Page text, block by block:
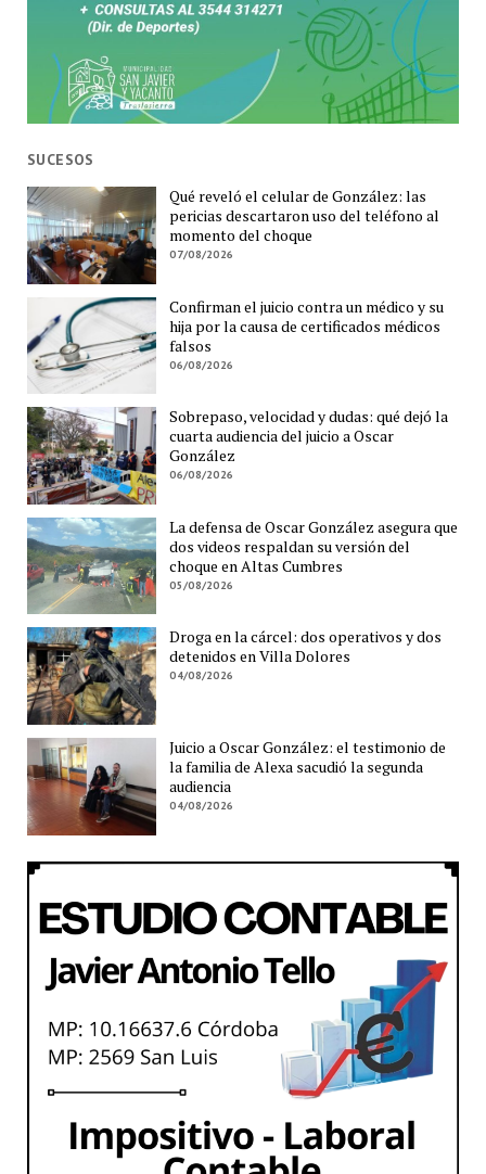
SUCESOS
Qué reveló el celular de González: las
pericias descartaron uso del teléfono al
momento del choque
07/08/2026
Confirman el juicio contra un médico y su
hija por la causa de certificados médicos
falsos
06/08/2026
Sobrepaso, velocidad y dudas: qué dejó la
cuarta audiencia del juicio a Oscar
González
06/08/2026
La defensa de Oscar González asegura que
dos videos respaldan su versión del
choque en Altas Cumbres
05/08/2026
Droga en la cárcel: dos operativos y dos
detenidos en Villa Dolores
04/08/2026
Juicio a Oscar González: el testimonio de
la familia de Alexa sacudió la segunda
audiencia
04/08/2026